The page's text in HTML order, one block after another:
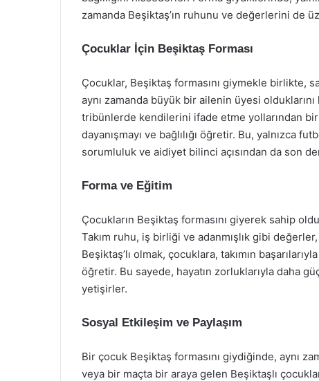
zamanda Beşiktaş’ın ruhunu ve değerlerini de
Çocuklar İçin Beşiktaş Forması
Çocuklar, Beşiktaş formasını giymekle birlikte,
aynı zamanda büyük bir ailenin üyesi
tribünlerde kendilerini ifade etme yollarından
dayanışmayı ve bağlılığı öğretir. Bu, yalnızca
sorumluluk ve aidiyet bilinci açısından da son
Forma ve Eğitim
Çocukların Beşiktaş formasını giyerek sahip
Takım ruhu, iş birliği ve adanmışlık gibi
Beşiktaş’lı olmak, çocuklara, takımın
öğretir. Bu sayede, hayatın zorluklarıyla daha
yetişirler.
Sosyal Etkileşim ve Paylaşım
Bir çocuk Beşiktaş formasını giydiğinde, aynı
veya bir maçta bir araya gelen Beşiktaşlı